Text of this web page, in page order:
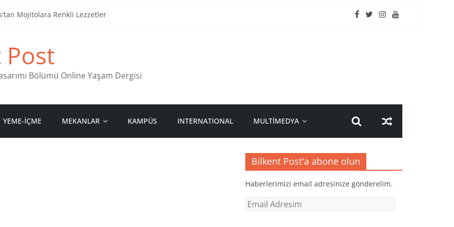
Mojitolara Renkli Lezzetler
Stamps in Ankara
Bölümü Online Yaşam Dergisi
YEME-İÇME MEKANLAR KAMPÜS INTERNATIONAL MULTİMEDYA
Bilkent Post'a abone olun
Haberlerimizi email adresinize gönderelim.
Email